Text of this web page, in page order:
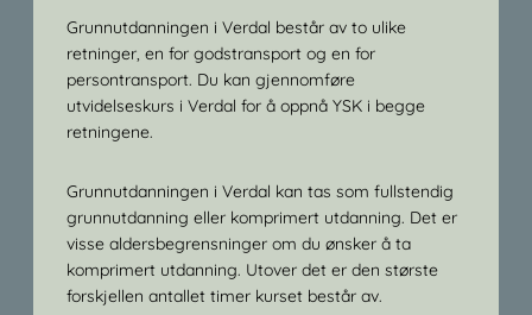
Grunnutdanningen i Verdal består av to ulike
retninger, en for godstransport og en for
persontransport. Du kan gjennomføre
utvidelseskurs i Verdal for å oppnå YSK i begge
retningene.
Grunnutdanningen i Verdal kan tas som fullstendig
grunnutdanning eller komprimert utdanning. Det er
visse aldersbegrensninger om du ønsker å ta
komprimert utdanning. Utover det er den største
forskjellen antallet timer kurset består av.